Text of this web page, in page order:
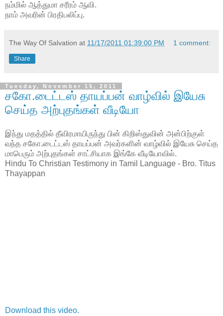
நம்மில் ஆத்துமா சரீரம் ஆவி.
நாம் அவரின் பிரதிபலிப்பு.
The Way Of Salvation at 11/17/2011 01:39:00 PM 1 comment:
Share
Tuesday, November 15, 2011
சகோ.டைட்டஸ் தாயப்பன் வாழ்வில் இயேசு
செய்த அற்புதங்கள் வீடியோ
இந்து மதத்தில் தீவிரமாயிருந்து பின் கிறிஸ்துவின் அன்பிற்குள்
வந்த சகோ.டைட்டஸ் தாயப்பன் அவர்களின் வாழ்வில் இயேசு செய்த
மாபெரும் அற்புதங்கள் சாட்சியாக இங்கே வீடியோவில்.
Hindu To Christian Testimony in Tamil Language - Bro. Titus
Thayappan
Download this video.